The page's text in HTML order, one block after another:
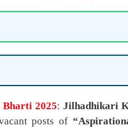
2025:Jilhadhikari
posts of